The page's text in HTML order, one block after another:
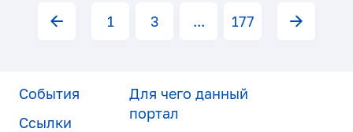
1 3 ... 177
События
Ссылки
Для чего данный
портал